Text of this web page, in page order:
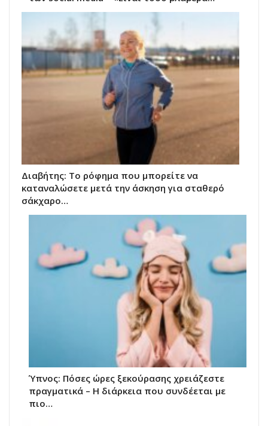
Διαβήτης: Το ρόφημα που μπορείτε να
καταναλώσετε μετά την άσκηση για σταθερό
σάκχαρο…
Ύπνος: Πόσες ώρες ξεκούρασης χρειάζεστε
πραγματικά – Η διάρκεια που συνδέεται με
πιο…